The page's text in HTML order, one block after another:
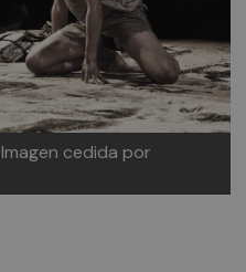
Imagen cedida por